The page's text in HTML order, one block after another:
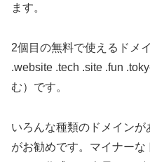
ます。
2個目の無料で使えるドメ
.website .tech .site .fun
む）です。
いろんな種類のドメイン
がお勧めです。マイナー